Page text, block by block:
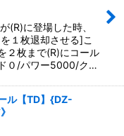
に登場した時、
１枚退却させる]こ
２枚まで(R)にコール
０/パワー5000/ク…
ル【TD】{DZ-